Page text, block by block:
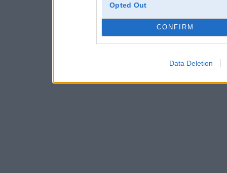
Opted Out
CONFIRM
Data Deletion